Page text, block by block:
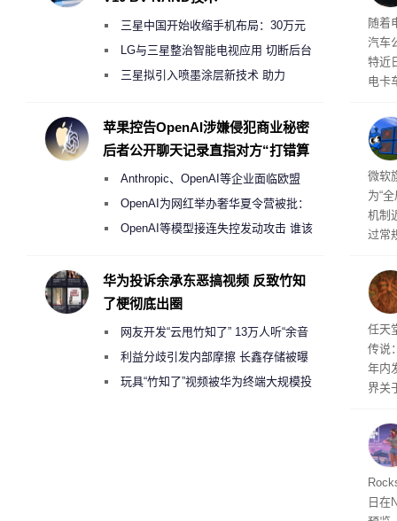
本
随着
汽车
特近
电卡
称
需求
商
微软
为“
机制
过常
正
工具
并
任
任天
传说
年内
界关
日在
三星中国开始收缩手机布局：30万元
月销售额不达标门店 将被逐步清退
LG与三星整治智能电视应用 切断后台
偷偷共享带宽的违规行为
三星拟引入喷墨涂层新技术 助力
度
苹果控告OpenAI涉嫌侵犯商业秘密
后者公开聊天记录直指对方“打错算
Anthropic、OpenAI等企业面临欧盟
《人工智能法案》全新执法权限审查
OpenAI为网红举办奢华夏令营被批：
2000美元一晚 遭讽“反乌托邦”
OpenAI等模型接连失控发动攻击 谁该
华为投诉余承东恶搞视频 反致竹知
了梗彻底出圈
网友开发“云甩竹知了” 13万人听“余音
绕梁”利益分歧引发内部摩擦 长鑫存储被曝
曾将华为驻场工程师驱逐出研发基地
玩具“竹知了”视频被华为终端大规模投